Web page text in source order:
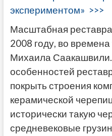
экспериментом» >>>
Масштабная
2008 году, во
Михаила
особенностей
покрыть строения
керамической
исторически такую
средневековые